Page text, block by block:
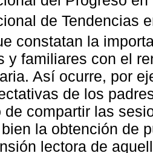
de Tendencias
constatan la
y familiares con el
Así ocurre, por
de los
de compartir las
la obtención de
lectora de